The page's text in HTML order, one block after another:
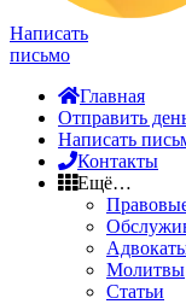
Написать
письмо
Главная
Отправить
Написать
Контакты
Ещё…
Молитвы
Статьи